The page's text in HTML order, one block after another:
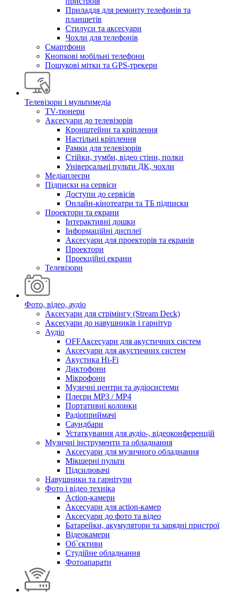
Приладдя для ремонту телефонів та
планшетів
Стилуси та аксесуари
Чохли для телефонів
Смартфони
Кнопкові мобільні телефони
Пошукові мітки та GPS-трекери
Телевізори і мультимедіа
TV-тюнери
Аксесуари до телевізорів
Кронштейни та кріплення
Настільні кріплення
Рамки для телевізорів
Стійки, тумби, відео стіни, полки
Універсальні пульти ДК, чохли
Медіаплеєри
Підписки на сервіси
Доступи до сервісів
Онлайн-кінотеатри та ТБ підписки
Проектори та екрани
Інтерактивні дошки
Інформаційні дисплеї
Аксесуари для проекторів та екранів
Проектори
Проекційні екрани
Телевізори
Фото, відео, аудіо
Аксесуари для стрімінгу (Stream Deck)
Аксесуари до навушників і гарнітур
Аудіо
OFFАксесуари для акустичних систем
Аксесуари для акустичних систем
Акустика Hi-Fi
Диктофони
Мікрофони
Музичні центри та аудіосистеми
Плеєри MP3 / MP4
Портативні колонки
Радіоприймачі
Саундбари
Устаткування для аудіо-, відеоконференцій
Музичні інструменти та обладнання
Аксесуари для музичного обладнання
Мікшерні пульти
Підсилювачі
Навушники та гарнітури
Фото і відео техніка
Action-камери
Аксесуари для action-камер
Аксесуари до фото та відео
Батарейки, акумулятори та зарядні пристрої
Відеокамери
Об`єктиви
Студійне обладнання
Фотоапарати